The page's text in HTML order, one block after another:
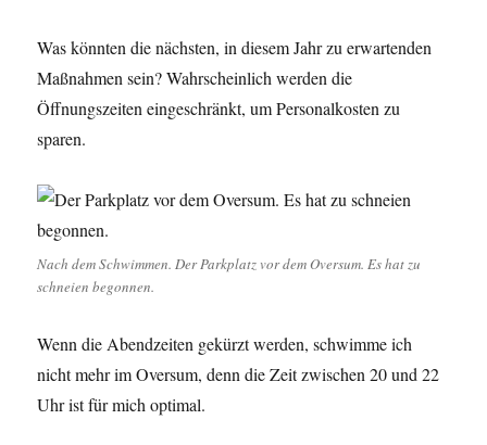
Was könnten die nächsten, in diesem Jahr zu erwartenden
Maßnahmen sein? Wahrscheinlich werden die
Öffnungszeiten eingeschränkt, um Personalkosten zu
sparen.
Nach dem Schwimmen. Der Parkplatz vor dem Oversum. Es hat zu
schneien begonnen.
Wenn die Abendzeiten gekürzt werden, schwimme ich
nicht mehr im Oversum, denn die Zeit zwischen 20 und 22
Uhr ist für mich optimal.